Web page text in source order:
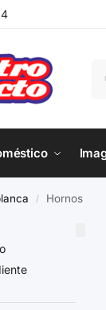
/ Hornos